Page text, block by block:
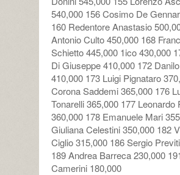
540,000 156 Cosimo De
160 Redentore Anastasio
Antonio Culto 450,000 168
Schietto 445,000 1ico 430,000
Di Giuseppe 410,000 172
410,000 173 Luigi Pignataro
Corona Saddemi 365,000 176
Tonarelli 365,000 177 Leonardo
360,000 178 Emanuele Mari
Giuliana Celestini 350,000 182
Ciglio 315,000 186 Sergio
189 Andrea Barreca 230,000
Camerini 180,000